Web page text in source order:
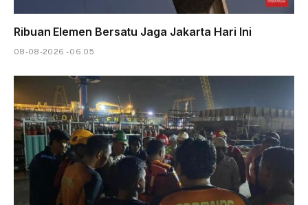
Ribuan Elemen Bersatu Jaga Jakarta Hari Ini
08-08-2026 - 06.05